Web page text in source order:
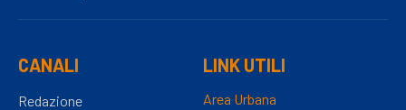
CANALI
Redazione
LINK UTILI
Area Urbana